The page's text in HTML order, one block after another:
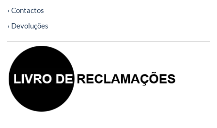
› Contactos
› Devoluções